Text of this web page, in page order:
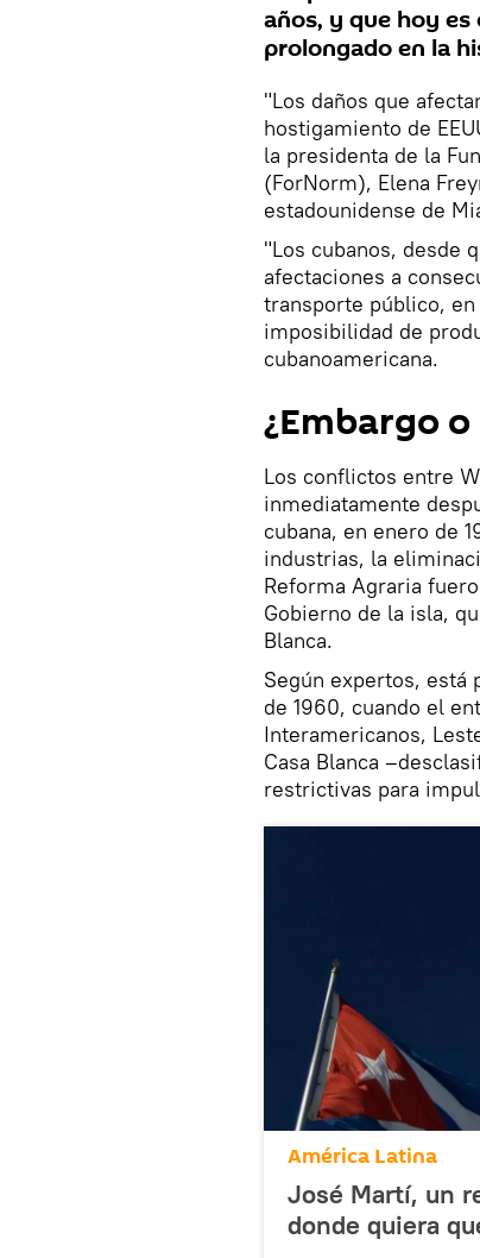
años, y que hoy
prolongado en la
"Los daños que
hostigamiento de
la presidenta de la
(ForNorm), Elena
estadounidense de
"Los cubanos, desde
afectaciones a
transporte público,
imposibilidad de
cubanoamericana.
¿Embargo
Los conflictos entre
inmediatamente
cubana, en enero de
industrias, la
Reforma Agraria
Gobierno de la isla,
Blanca.
Según expertos, está
de 1960, cuando el
Interamericanos,
Casa Blanca
restrictivas para
América Latina
José Martí, un
donde quiera